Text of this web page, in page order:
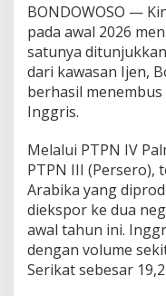
BONDOWOSO —
pada awal 2026
satunya
dari kawasan Ijen,
berhasil
Inggris.
Melalui PTPN IV
PTPN III (Persero),
Arabika yang
diekspor ke dua
awal tahun ini.
dengan volume
Serikat sebesar